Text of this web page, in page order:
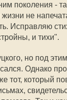
поколения -
жизни не
Исправляю
и тихи".
но под
Однако
тот, который